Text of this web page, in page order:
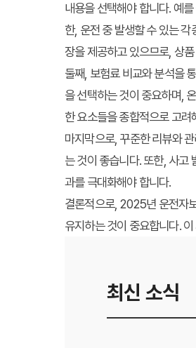
내용을 선택해야 합니다. 예
한, 운전 중 발생할 수 있는
장을 제공하고 있으므로, 상
둘째, 보험료 비교와 분석을
을 선택하는 것이 중요하며,
한 요소들을 종합적으로 고
마지막으로, 꾸준한 리뷰와
는 것이 좋습니다. 또한, 사고
과를 극대화해야 합니다.
결론적으로, 2025년 운전자
유지하는 것이 중요합니다.
최신 소식